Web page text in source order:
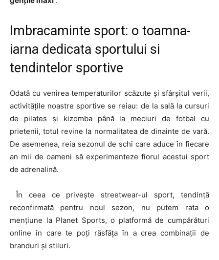
Imbracaminte sport: o toamna-
iarna dedicata sportului si
tendintelor sportive
Odată cu venirea temperaturilor scăzute și sfârșitul verii,
activitățile noastre sportive se reiau: de la sală la cursuri
de pilates și kizomba până la meciuri de fotbal cu
prietenii, totul revine la normalitatea de dinainte de vară.
De asemenea, reia sezonul de schi care aduce în fiecare
an mii de oameni să experimenteze fiorul acestui sport
de adrenalină.
În ceea ce privește streetwear-ul sport, tendință
reconfirmată pentru noul sezon, nu putem rata o
mențiune la Planet Sports, o platformă de cumpărături
online în care te poți răsfăța în a crea combinații de
branduri și stiluri.